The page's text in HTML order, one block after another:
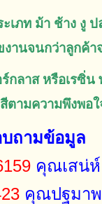
ท ม้า ช้าง งู ป
านจนกว่าลูกค้า
กลาส หรือเร
ตามความพึงพอ
ถามข้อมูล
คุณเสน่ห์
คุณปฐมา